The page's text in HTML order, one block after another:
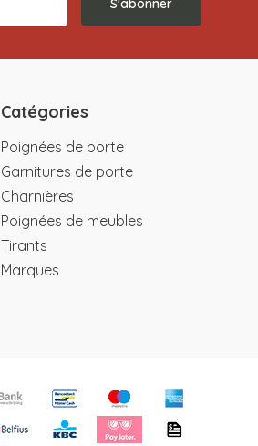
Catégories
Poignées de porte
Garnitures de porte
Charnières
Poignées de meubles
Tirants
Marques